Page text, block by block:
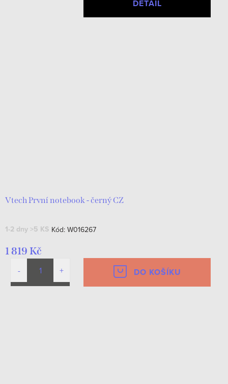
DETAIL
Vtech První notebook - černý CZ
1-2 dny >5 KS Kód: W016267
1 819 Kč
DO KOŠÍKU